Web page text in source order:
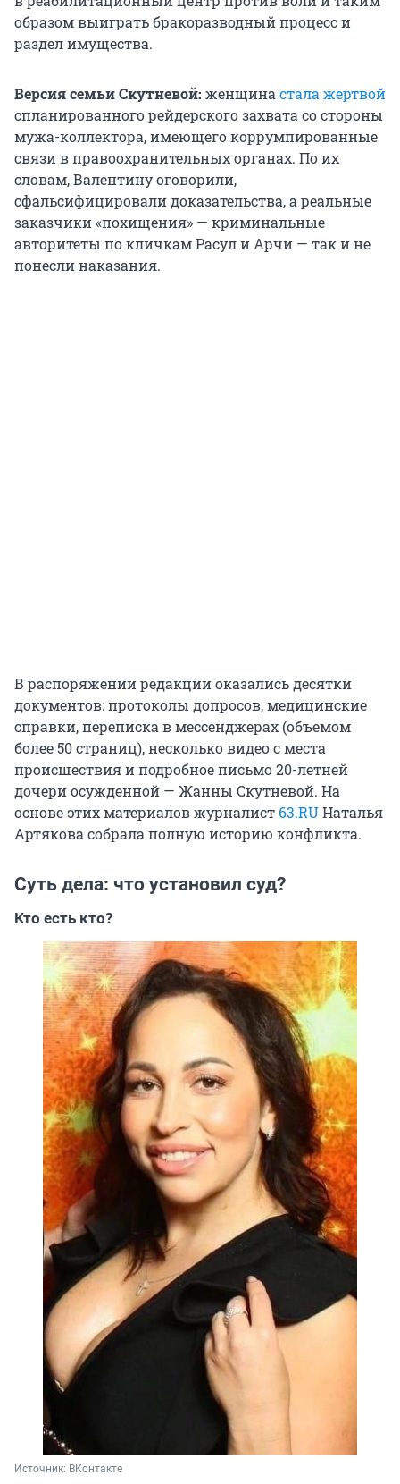
образом выиграть бракоразводный процесс и
раздел имущества.
Версия семьи Скутневой: женщинастала жертвой
спланированного рейдерского захвата со стороны
мужа-коллектора, имеющего коррумпированные
связи в правоохранительных органах. По их
словам, Валентину оговорили,
сфальсифицировали доказательства, а реальные
заказчики «похищения» — криминальные
авторитеты по кличкам Расул и Арчи — так и не
понесли наказания.
В распоряжении редакции оказались десятки
документов: протоколы допросов, медицинские
справки, переписка в мессенджерах (объемом
более 50 страниц), несколько видео с места
происшествия и подробное письмо 20-летней
дочери осужденной — Жанны Скутневой. На
основе этих материалов журналист 63.RUНаталья
Артякова собрала полную историю конфликта.
Суть дела: что установил суд?
Кто есть кто?
Источник: ВКонтакте